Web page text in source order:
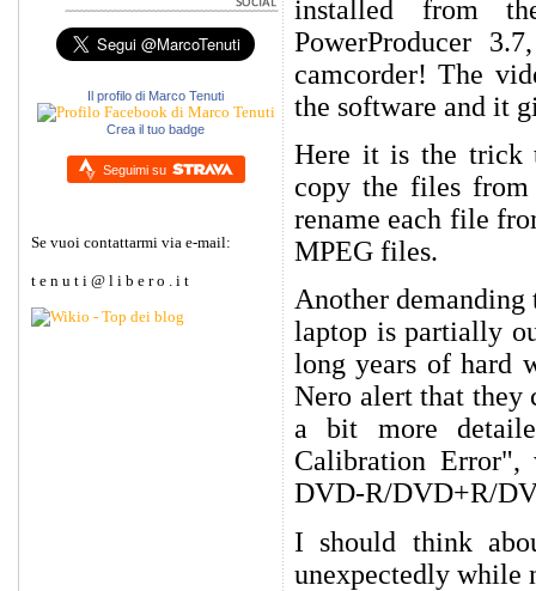
Il profilo di Marco Tenuti
Crea il tuo badge
Seguimi su
Se vuoi contattarmi via e-mail:
t e n u t i @ l i b e r o . i t
installed from
PowerProducer
camcorder! The
the software and it
Here it is the trick
copy the files
rename each file
MPEG files.
Another
laptop is partially
long years of hard
Nero alert that they
a bit more
Calibration Error",
DVD-R/DVD+R/
I should think
unexpectedly while